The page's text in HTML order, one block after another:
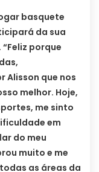
basquete
da sua
porque
Alisson que nos
melhor. Hoje,
me sinto
em
do meu
muito e me
as áreas da